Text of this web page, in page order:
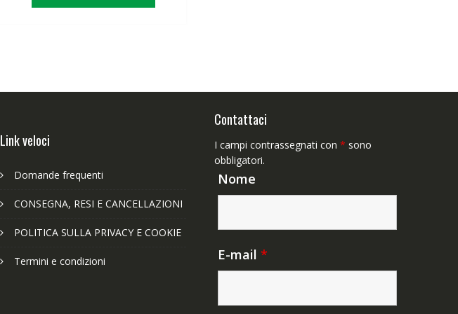
Link veloci
Domande frequenti
CONSEGNA, RESI E CANCELLAZIONI
POLITICA SULLA PRIVACY E COOKIE
Termini e condizioni
Contattaci
I campi contrassegnati con * sono
obbligatori.
Nome
E-mail *